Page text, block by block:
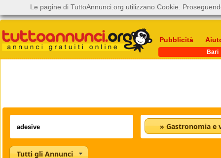
Pubblicità
Bari
» Gastronomia e
Tutti gli Annunci
Le pagine di TuttoAnnunci.org utilizzano Cookie.